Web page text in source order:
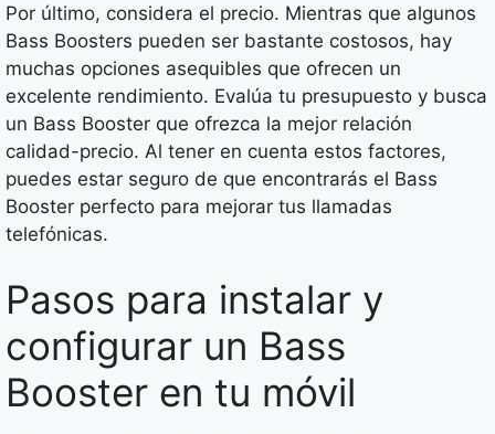
Por último, considera el precio. Mientras que algunos
Bass Boosters pueden ser bastante costosos, hay
muchas opciones asequibles que ofrecen un
excelente rendimiento. Evalúa tu presupuesto y busca
un Bass Booster que ofrezca la mejor relación
calidad-precio. Al tener en cuenta estos factores,
puedes estar seguro de que encontrarás el Bass
Booster perfecto para mejorar tus llamadas
telefónicas.
Pasos para instalar y
configurar un Bass
Booster en tu móvil